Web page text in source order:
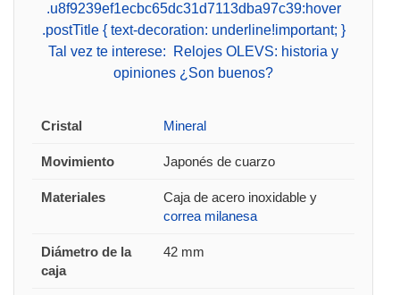
.u8f9239ef1ecbc65dc31d7113dba97c39:hover
.postTitle { text-decoration: underline!important; }
Tal vez te interese:
Relojes OLEVS: historia y
opiniones ¿Son buenos?
Cristal Mineral
Movimiento Japonés de cuarzo
Materiales
Caja de acero inoxidable y
correa milanesa
Diámetro de la
caja
42 mm